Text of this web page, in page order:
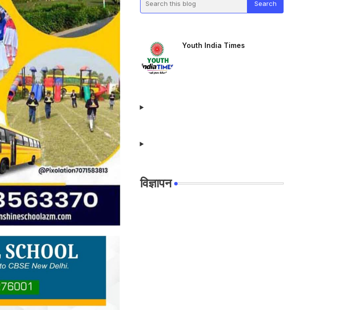
Youth India Times
विज्ञापन